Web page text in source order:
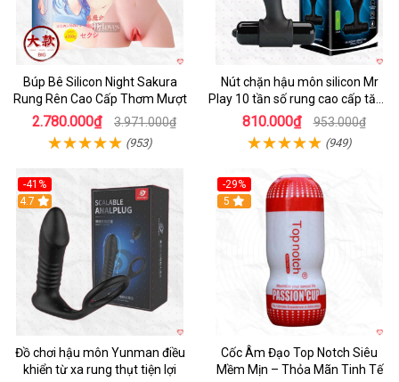
Búp Bê Silicon Night Sakura
Rung Rên Cao Cấp Thơm Mượt
2.780.000₫ 3.971.000₫
(953)
Nút chặn hậu môn silicon Mr
Play 10 tần số rung cao cấp tăng
khoái cảm
810.000₫ 953.000₫
(949)
-41%
Hot
4.7
Đồ chơi hậu môn Yunman điều
khiển từ xa rung thụt tiện lợi
-29%
5
Cốc Âm Đạo Top Notch Siêu
Mềm Mịn – Thỏa Mãn Tinh Tế